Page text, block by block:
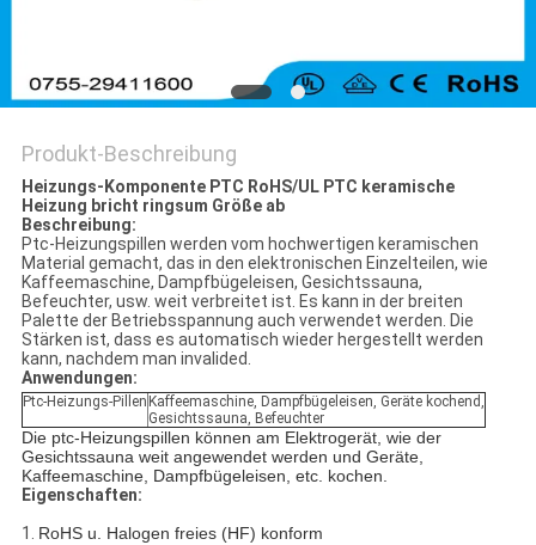
Produkt-Beschreibung
Heizungs-Komponente PTC RoHS/UL PTC keramische
Heizung bricht ringsum Größe ab
Beschreibung:
Ptc-Heizungspillen werden vom hochwertigen keramischen
Material gemacht, das in den elektronischen Einzelteilen, wie
Kaffeemaschine, Dampfbügeleisen, Gesichtssauna,
Befeuchter, usw. weit verbreitet ist. Es kann in der breiten
Palette der Betriebsspannung auch verwendet werden. Die
Stärken ist, dass es automatisch wieder hergestellt werden
kann, nachdem man invalided.
Anwendungen:
Ptc-Heizungs-Pillen Kaffeemaschine, Dampfbügeleisen, Geräte kochend,
Gesichtssauna, Befeuchter
Die ptc-Heizungspillen können am Elektrogerät, wie der
Gesichtssauna weit angewendet werden und Geräte,
Kaffeemaschine, Dampfbügeleisen, etc. kochen.
Eigenschaften:
1. RoHS u. Halogen freies (HF) konform